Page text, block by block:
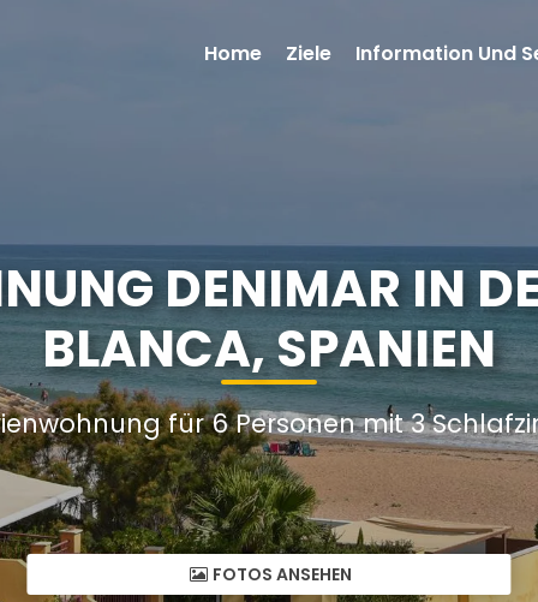
DENIMAR IN
BLANCA, SPANIEN
für 6 Personen mit 3
FOTOS ANSEHEN
Home Ziele Information Und